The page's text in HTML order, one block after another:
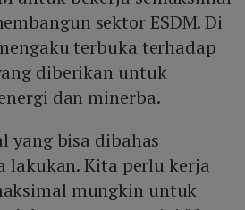
sektor ESDM. Di
terbuka terhadap
diberikan untuk
dan minerba.
yang bisa dibahas
lakukan. Kita perlu kerja
mungkin untuk